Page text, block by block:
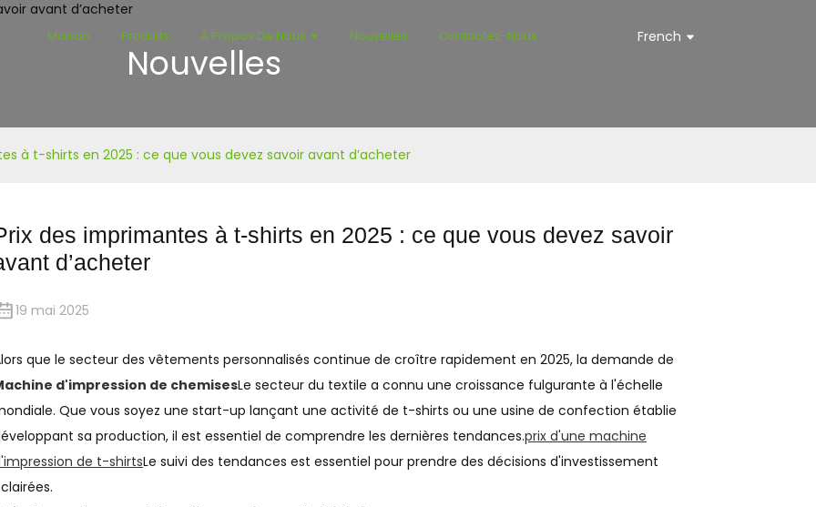
Maison Produits À Propos De Nous Nouvelles Contactez-Nous French
Nouvelles
à t-shirts en 2025 : ce que vous devez savoir avant d’acheter
​​des imprimantes à t-shirts en 2025 : ce que vous devez savoir
d’acheter
19 mai 2025
que le secteur des vêtements personnalisés continue de croître rapidement en 2025, la demande de
d'impression de chemisesLe secteur du textile a connu une croissance fulgurante à l'échelle
Que vous soyez une start-up lançant une activité de t-shirts ou une usine de confection établie
sa production, il est essentiel de comprendre les dernières tendances.prix d'une machine
de t-shirtsLe suivi des tendances est essentiel pour prendre des décisions d'investissement